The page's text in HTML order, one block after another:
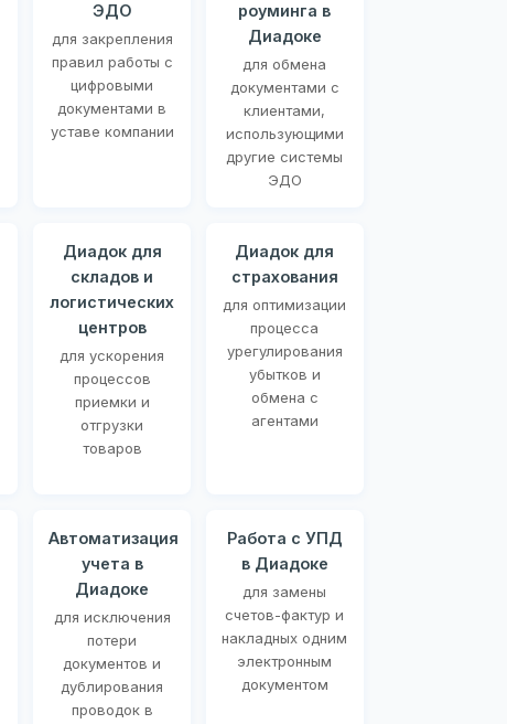
ЭДО
для закрепления
правил работы с
цифровыми
документами в
уставе компании
роуминга в
Диадоке
для обмена
документами с
клиентами,
использующими
другие системы
ЭДО
Диадок для
складов и
логистических
центров
для ускорения
процессов
приемки и
отгрузки
товаров
Диадок для
страхования
для оптимизации
процесса
урегулирования
убытков и
обмена с
агентами
Автоматизация
учета в
Диадоке
для исключения
потери
документов и
дублирования
проводок в
Работа с УПД
в Диадоке
для замены
счетов-фактур и
накладных одним
электронным
документом